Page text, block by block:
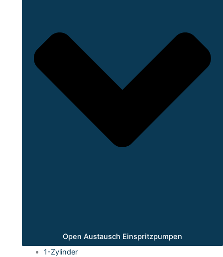
Open Austausch Einspritzpumpen
1-Zylinder